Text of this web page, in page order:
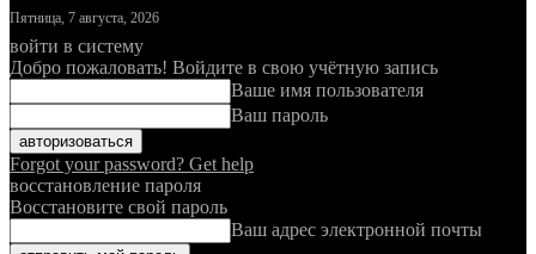
Пятница, 7 августа, 2026
войти в систему
Добро пожаловать! Войдите в свою учётную запись
Ваше имя пользователя
Ваш пароль
Forgot your password? Get help
восстановление пароля
Восстановите свой пароль
Ваш адрес электронной почты